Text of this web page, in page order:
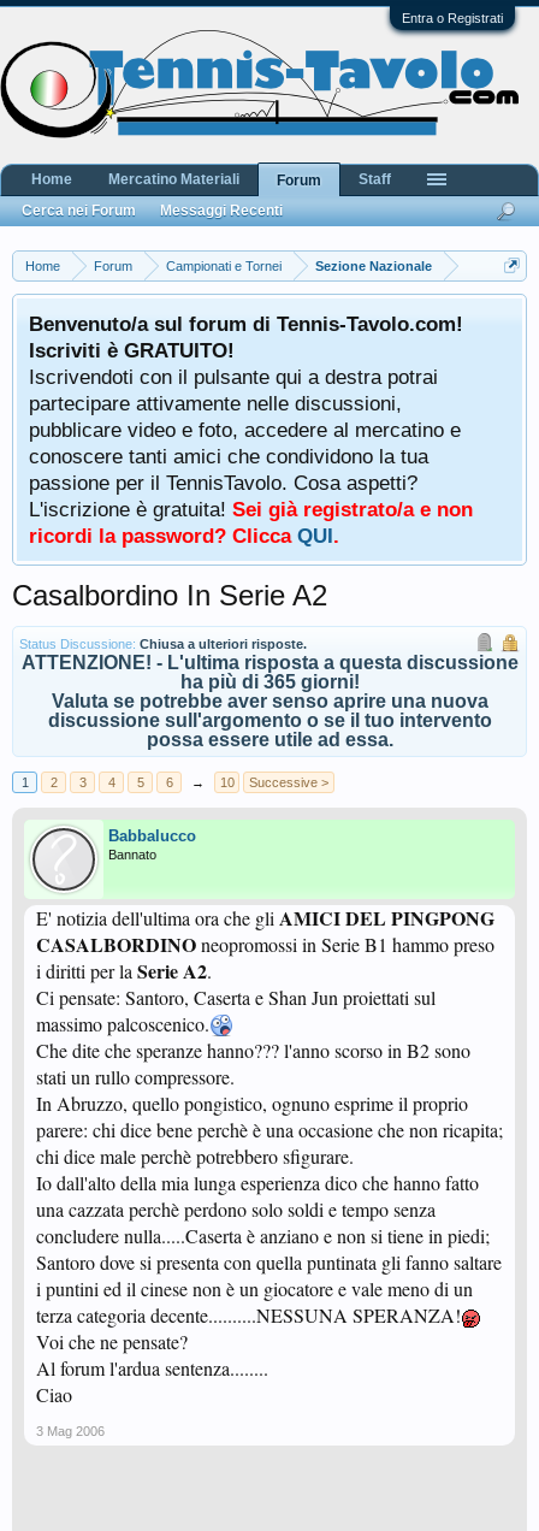
Entra o Registrati
Home Forum Campionati e Tornei Sezione Nazionale
Benvenuto/a sul forum di Tennis-Tavolo.com!
Iscriviti è GRATUITO!
Iscrivendoti con il pulsante qui a destra potrai
partecipare attivamente nelle discussioni,
pubblicare video e foto, accedere al mercatino e
conoscere tanti amici che condividono la tua
passione per il TennisTavolo. Cosa aspetti?
L'iscrizione è gratuita! Sei già registrato/a e non
ricordi la password? Clicca QUI.
Casalbordino In Serie A2
Status Discussione: Chiusa a ulteriori risposte.
ATTENZIONE! - L'ultima risposta a questa discussione
ha più di 365 giorni!
Valuta se potrebbe aver senso aprire una nuova
discussione sull'argomento o se il tuo intervento
possa essere utile ad essa.
1 2 3 4 5 6 → 10 Successive >
Babbalucco
Bannato
E' notizia dell'ultima ora che gli AMICI DEL PINGPONG
CASALBORDINOneopromossi in Serie B1 hammo preso
i diritti per la Serie A2.
Ci pensate: Santoro, Caserta e Shan Jun proiettati sul
massimo palcoscenico.
Che dite che speranze hanno??? l'anno scorso in B2 sono
stati un rullo compressore.
In Abruzzo, quello pongistico, ognuno esprime il proprio
parere: chi dice bene perchè è una occasione che non ricapita;
chi dice male perchè potrebbero sfigurare.
Io dall'alto della mia lunga esperienza dico che hanno fatto
una cazzata perchè perdono solo soldi e tempo senza
concludere nulla.....Caserta è anziano e non si tiene in piedi;
Santoro dove si presenta con quella puntinata gli fanno saltare
i puntini ed il cinese non è un giocatore e vale meno di un
terza categoria decente..........NESSUNA SPERANZA!
Voi che ne pensate?
Al forum l'ardua sentenza........
Ciao
3 Mag 2006
Home Mercatino Materiali
Forum
Cerca nei Forum
Messaggi Recenti
Staff